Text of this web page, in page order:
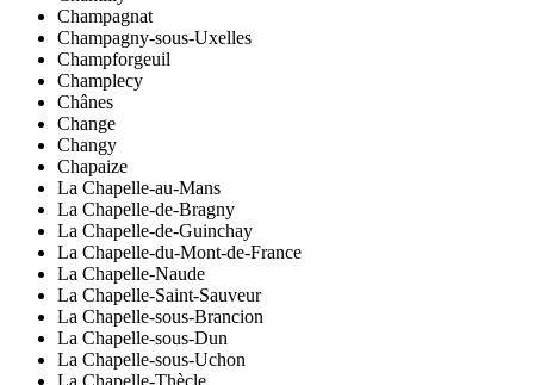
Champagnat
Champagny-sous-Uxelles
Champforgeuil
Champlecy
Chânes
Change
Changy
Chapaize
La Chapelle-au-Mans
La Chapelle-de-Bragny
La Chapelle-de-Guinchay
La Chapelle-du-Mont-de-France
La Chapelle-Naude
La Chapelle-Saint-Sauveur
La Chapelle-sous-Brancion
La Chapelle-sous-Dun
La Chapelle-sous-Uchon